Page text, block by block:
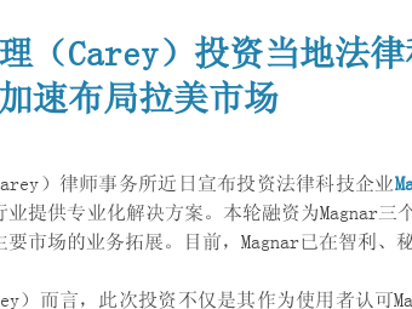
（Carey）投资当地法律
速布局拉美市场
）律师事务所近日宣布投资法律科技企业
业提供专业化解决方案。本轮融资为Magnar三
要市场的业务拓展。目前，Magnar已在智利、
）而言，此次投资不仅是其作为使用者认可